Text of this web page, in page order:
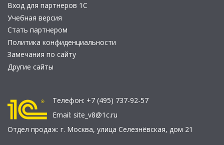
Вход для партнеров 1С
Учебная версия
Стать партнером
Политика конфиденциальности
Замечания по сайту
Другие сайты
Телефон: +7 (495) 737-92-57
Email: site_v8@1c.ru
Отдел продаж: г. Москва, улица Селезнёвская, дом 21